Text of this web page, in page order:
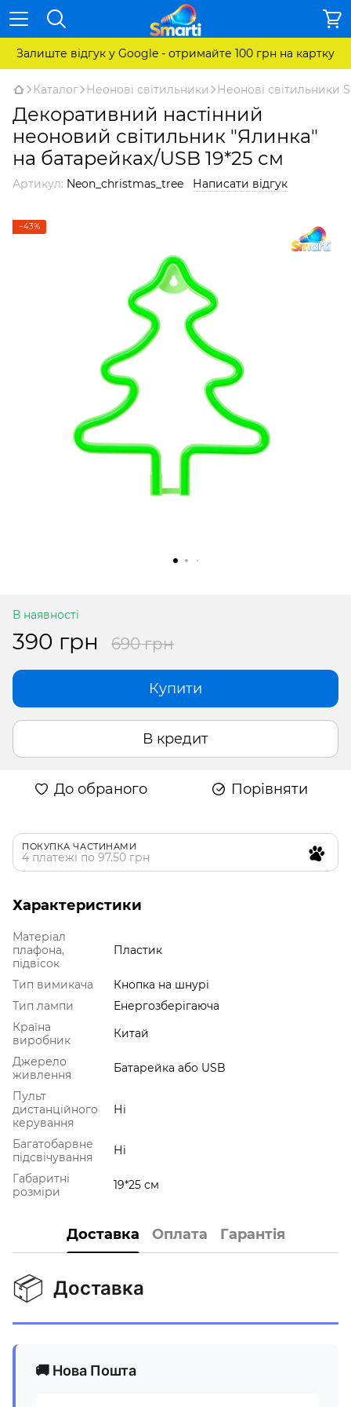
Залиште відгук у Google - отримайте 100 грн на картку
Каталог Неонові світильники Неонові світильники
Декоративний настінний
неоновий світильник "Ялинка"
на батарейках/USB 19*25 см
Артикул: Neon_christmas_tree Написати відгук
−43%
В наявності
390 грн 690 грн
Купити
В кредит
До обраного Порівняти
ПОКУПКА ЧАСТИНАМИ
4 платежі по 97.50 грн
Характеристики
Матеріал
плафона,
підвісок
Пластик
Тип вимикача
Кнопка на шнурі
Тип лампи
Енергозберігаюча
Країна
виробник
Китай
Джерело
живлення
Батарейка або USB
Пульт
дистанційного
керування
Ні
Багатобарвне
підсвічування
Ні
Габаритні
розміри
19*25 см
Доставка Оплата Гарантія
📦 Доставка
🚚 Нова Пошта